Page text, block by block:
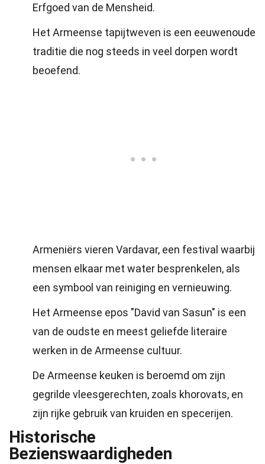
Erfgoed van de Mensheid.
Het Armeense tapijtweven is een eeuwenoude
traditie die nog steeds in veel dorpen wordt
beoefend.
Armeniërs vieren Vardavar, een festival waarbij
mensen elkaar met water besprenkelen, als
een symbool van reiniging en vernieuwing.
Het Armeense epos "David van Sasun" is een
van de oudste en meest geliefde literaire
werken in de Armeense cultuur.
De Armeense keuken is beroemd om zijn
gegrilde vleesgerechten, zoals khorovats, en
zijn rijke gebruik van kruiden en specerijen.
Historische
Bezienswaardigheden